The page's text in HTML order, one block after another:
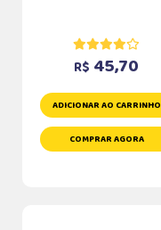
R$ 45,70
ADICIONAR AO CARRINHO
COMPRAR AGORA